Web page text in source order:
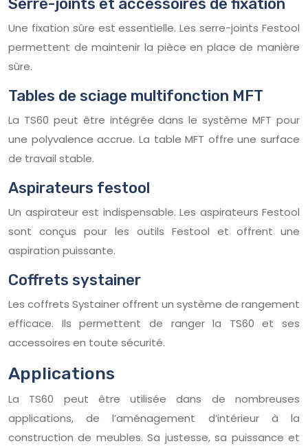
Une fixation sûre est essentielle. Les serre-joints Festool
permettent de maintenir la pièce en place de manière
sûre.
Tables de sciage multifonction MFT
La TS60 peut être intégrée dans le système MFT pour
une polyvalence accrue. La table MFT offre une surface
de travail stable.
Aspirateurs festool
Un aspirateur est indispensable. Les aspirateurs Festool
sont conçus pour les outils Festool et offrent une
aspiration puissante.
Coffrets systainer
Les coffrets Systainer offrent un système de rangement
efficace. Ils permettent de ranger la TS60 et ses
accessoires en toute sécurité.
Applications
La TS60 peut être utilisée dans de nombreuses
applications, de l’aménagement d’intérieur à la
construction de meubles. Sa justesse, sa puissance et